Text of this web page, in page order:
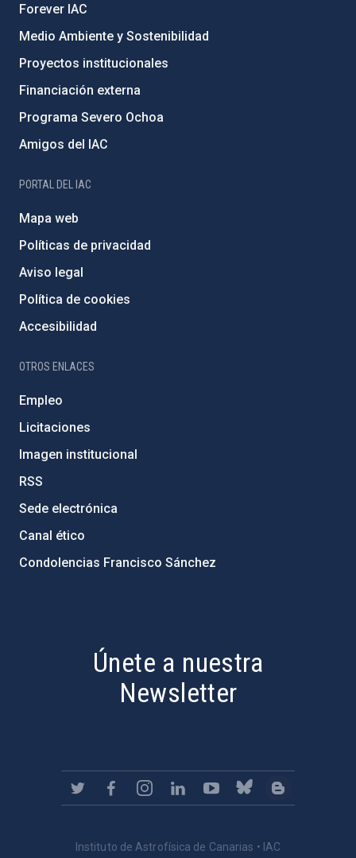
Forever IAC
Medio Ambiente y Sostenibilidad
Proyectos institucionales
Financiación externa
Programa Severo Ochoa
Amigos del IAC
PORTAL DEL IAC
Mapa web
Políticas de privacidad
Aviso legal
Política de cookies
Accesibilidad
OTROS ENLACES
Empleo
Licitaciones
Imagen institucional
RSS
Sede electrónica
Canal ético
Condolencias Francisco Sánchez
Únete a nuestra
Newsletter
Instituto de Astrofísica de Canarias • IAC